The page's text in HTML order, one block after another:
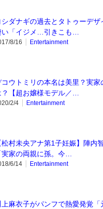
シダナギの過去とタトゥーデザ
い「イジメ…引きこも…
8/16 Entertainment
コウトミリの本名は美里？実家
？【超お嬢様モデル／…
2/4 Entertainment
松村未央アナ第1子妊娠】陣内
実家の両親に孫。今…
6/14 Entertainment
上麻衣子がパンフで熱愛発覚